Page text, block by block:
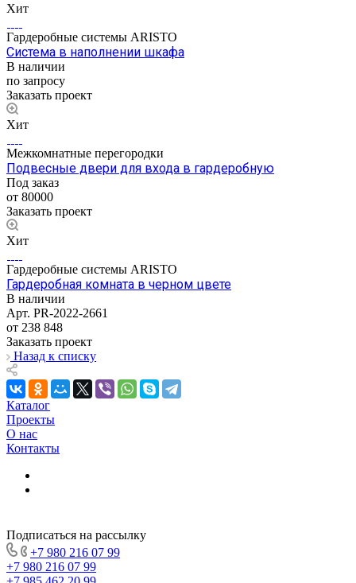
Хит
Гардеробные системы ARISTO
Система в наполнении шкафа
В наличии
по запросу
Заказать проект
Хит
Межкомнатные перегородки
Подвесные двери для входа в гардеробную
Под заказ
от 80000
Заказать проект
Хит
Гардеробные системы ARISTO
Гардеробная комната в черном цвете
В наличии
Арт. PR-2022-2661
от 238 848
Заказать проект
Назад к списку
Каталог
Проекты
О нас
Контакты
Подписаться на рассылку
+7 980 216 07 99
+7 980 216 07 99